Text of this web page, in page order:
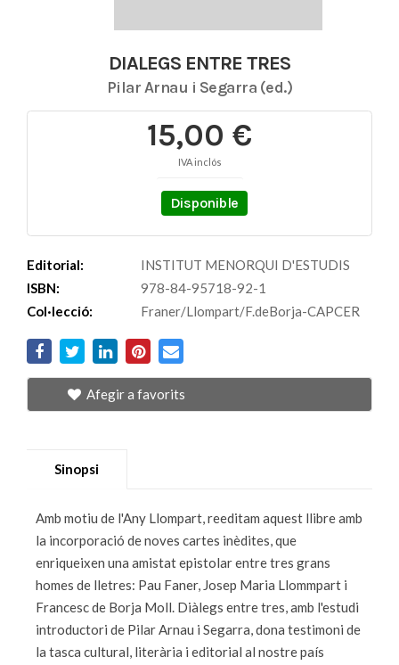
DIALEGS ENTRE TRES
Pilar Arnau i Segarra (ed.)
15,00 €
IVA inclós
Disponible
Editorial:
INSTITUT MENORQUI D'ESTUDIS
ISBN:
978-84-95718-92-1
Col·lecció:
Franer/Llompart/F.deBorja-CAPCER
Afegir a favorits
Sinopsi
Amb motiu de l'Any Llompart, reeditam aquest llibre amb
la incorporació de noves cartes inèdites, que
enriqueixen una amistat epistolar entre tres grans
homes de lletres: Pau Faner, Josep Maria Llommpart i
Francesc de Borja Moll. Diàlegs entre tres, amb l'estudi
introductori de Pilar Arnau i Segarra, dona testimoni de
la tasca cultural, literària i editorial al nostre país